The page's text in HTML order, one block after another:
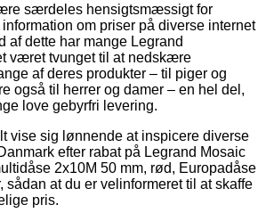
særdeles hensigtsmæssigt for
om priser på diverse internet
af dette har mange Legrand
været tvunget til at nedskære
af deres produkter – til piger og
også til herrer og damer – en hel del,
love gebyrfri levering.
vise sig lønnende at inspicere diverse
efter rabat på Legrand Mosaic
2x10M 50 mm, rød, Europadåse
sådan at du er velinformeret til at skaffe
pris.